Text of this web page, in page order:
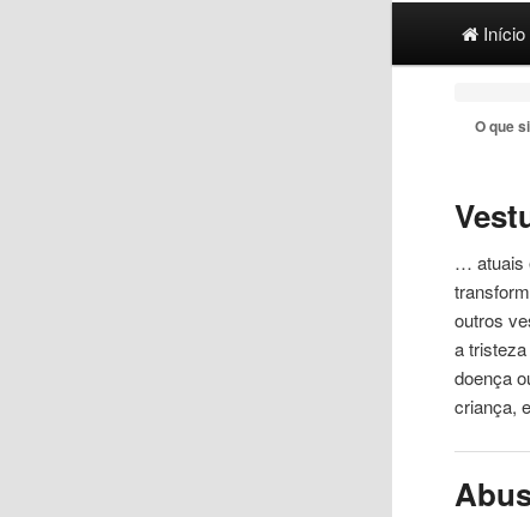
Ir para
Ir para
Início
O que
… atuais
outros
a
doença
criança,